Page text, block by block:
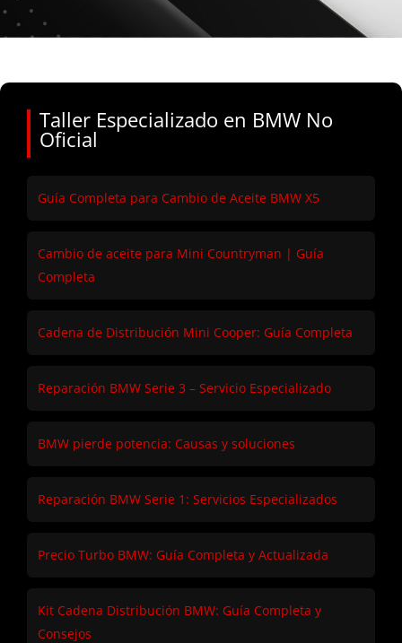
Taller Especializado en BMW No
Oficial
Guía Completa para Cambio de Aceite BMW X5
Cambio de aceite para Mini Countryman | Guía
Completa
Cadena de Distribución Mini Cooper: Guía Completa
Reparación BMW Serie 3 – Servicio Especializado
BMW pierde potencia: Causas y soluciones
Reparación BMW Serie 1: Servicios Especializados
Precio Turbo BMW: Guía Completa y Actualizada
Kit Cadena Distribución BMW: Guía Completa y
Consejos